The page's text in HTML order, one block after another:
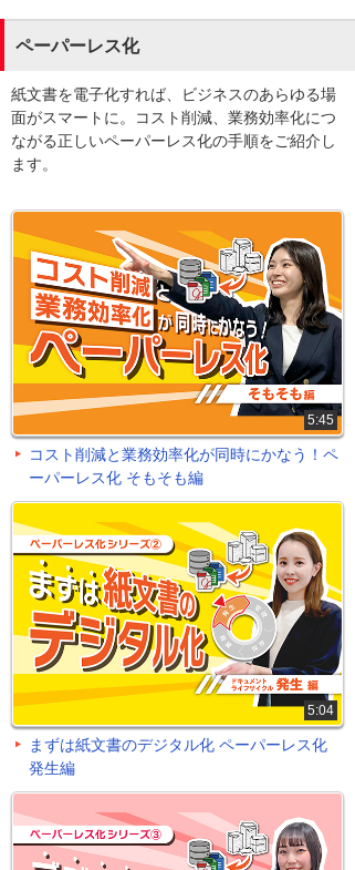
ペーパーレス化
紙文書を電子化すれば、ビジネスのあらゆる場
面がスマートに。コスト削減、業務効率化につ
ながる正しいペーパーレス化の手順をご紹介し
ます。
5:45
コスト削減と業務効率化が同時にかなう！ペ
ーパーレス化 そもそも編
5:04
まずは紙文書のデジタル化 ペーパーレス化
発生編